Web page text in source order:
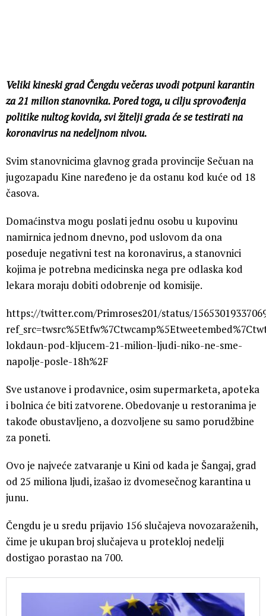
Veliki kineski grad Čengdu večeras uvodi potpuni karantin
za 21 milion stanovnika. Pored toga, u cilju sprovođenja
politike nultog kovida, svi žitelji grada će se testirati na
koronavirus na nedeljnom nivou.
Svim stanovnicima glavnog grada provincije Sečuan na
jugozapadu Kine naređeno je da ostanu kod kuće od 18
časova.
Domaćinstva mogu poslati jednu osobu u kupovinu
namirnica jednom dnevno, pod uslovom da ona
poseduje negativni test na koronavirus, a stanovnici
kojima je potrebna medicinska nega pre odlaska kod
lekara moraju dobiti odobrenje od komisije.
https://twitter.com/Primroses201/status/
lokdaun-pod-kljucem-21-milion-ljudi-niko-ne-sme-
napolje-posle-18h%2F
Sve ustanove i prodavnice, osim supermarketa, apoteka
i bolnica će biti zatvorene. Obedovanje u restoranima je
takođe obustavljeno, a dozvoljene su samo porudžbine
za poneti.
Ovo je najveće zatvaranje u Kini od kada je Šangaj, grad
od 25 miliona ljudi, izašao iz dvomesečnog karantina u
junu.
Čengdu je u sredu prijavio 156 slučajeva novozaraženih,
čime je ukupan broj slučajeva u protekloj nedelji
dostigao porastao na 700.